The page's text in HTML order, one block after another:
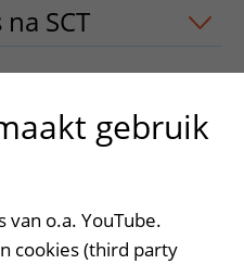
SCT uitklapper,
uitklapper, klik
u geholpen?
gebruik
van o.a. YouTube.
cookies (third party